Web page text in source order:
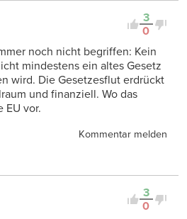
3
0
noch nicht begriffen: Kein
mindestens ein altes Gesetz
wird. Die Gesetzesflut erdrückt
und finanziell. Wo das
EU vor.
Kommentar melden
3
0